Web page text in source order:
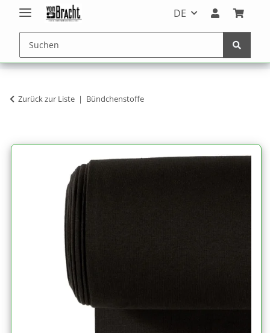
DE
Zurück zur Liste Bündchenstoffe